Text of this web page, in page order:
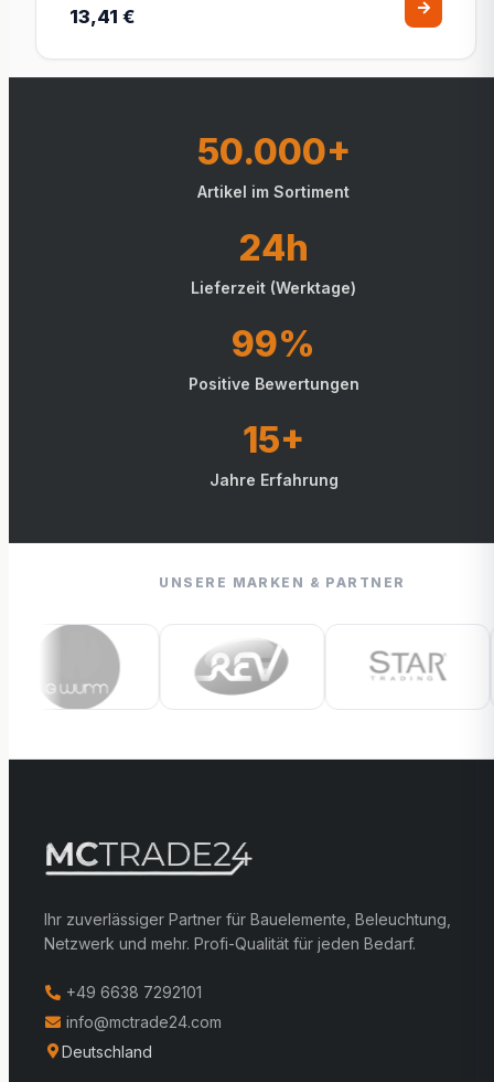
13,41 €
50.000+
Artikel im Sortiment
24h
Lieferzeit (Werktage)
99%
Positive Bewertungen
15+
Jahre Erfahrung
UNSERE MARKEN & PARTNER
Ihr zuverlässiger Partner für Bauelemente, Beleuchtung,
Netzwerk und mehr. Profi-Qualität für jeden Bedarf.
+49 6638 7292101
info@mctrade24.com
Deutschland